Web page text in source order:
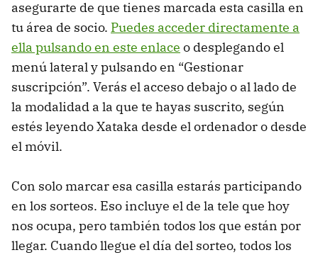
asegurarte de que tienes marcada esta casilla en
tu área de socio. Puedes acceder directamente a
ella pulsando en este enlace o desplegando el
menú lateral y pulsando en “Gestionar
suscripción”. Verás el acceso debajo o al lado de
la modalidad a la que te hayas suscrito, según
estés leyendo Xataka desde el ordenador o desde
el móvil.
Con solo marcar esa casilla estarás participando
en los sorteos. Eso incluye el de la tele que hoy
nos ocupa, pero también todos los que están por
llegar. Cuando llegue el día del sorteo, todos los